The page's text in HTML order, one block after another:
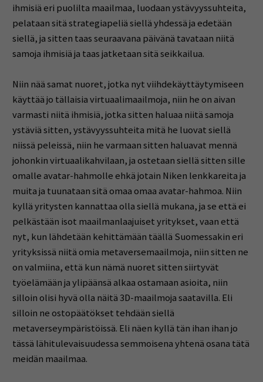
ihmisiä eri puolilta maailmaa, luodaan ystävyyssuhteita,
pelataan sitä strategiapeliä siellä yhdessä ja edetään
siellä, ja sitten taas seuraavana päivänä tavataan niitä
samoja ihmisiä ja taas jatketaan sitä seikkailua.
Niin nää samat nuoret, jotka nyt viihdekäyttäytymiseen
käyttää jo tällaisia virtuaalimaailmoja, niin he on aivan
varmasti niitä ihmisiä, jotka sitten haluaa niitä samoja
ystäviä sitten, ystävyyssuhteita mitä he luovat siellä
niissä peleissä, niin he varmaan sitten haluavat mennä
johonkin virtuaalikahvilaan, ja ostetaan siellä sitten sille
omalle avatar-hahmolle ehkä jotain Niken lenkkareita ja
muita ja tuunataan sitä omaa omaa avatar-hahmoa. Niin
kyllä yritysten kannattaa olla siellä mukana, ja se että ei
pelkästään isot maailmanlaajuiset yritykset, vaan että
nyt, kun lähdetään kehittämään täällä Suomessakin eri
yrityksissä niitä omia metaversemaailmoja, niin sitten ne
on valmiina, että kun nämä nuoret sitten siirtyvät
työelämään ja ylipäänsä alkaa ostamaan asioita, niin
silloin olisi hyvä olla näitä 3D-maailmoja saatavilla. Eli
silloin ne ostopäätökset tehdään siellä
metaverseympäristöissä. Eli näen kyllä tän ihan ihan jo
tässä lähitulevaisuudessa semmoisena yhtenä osana tätä
meidän maailmaa.